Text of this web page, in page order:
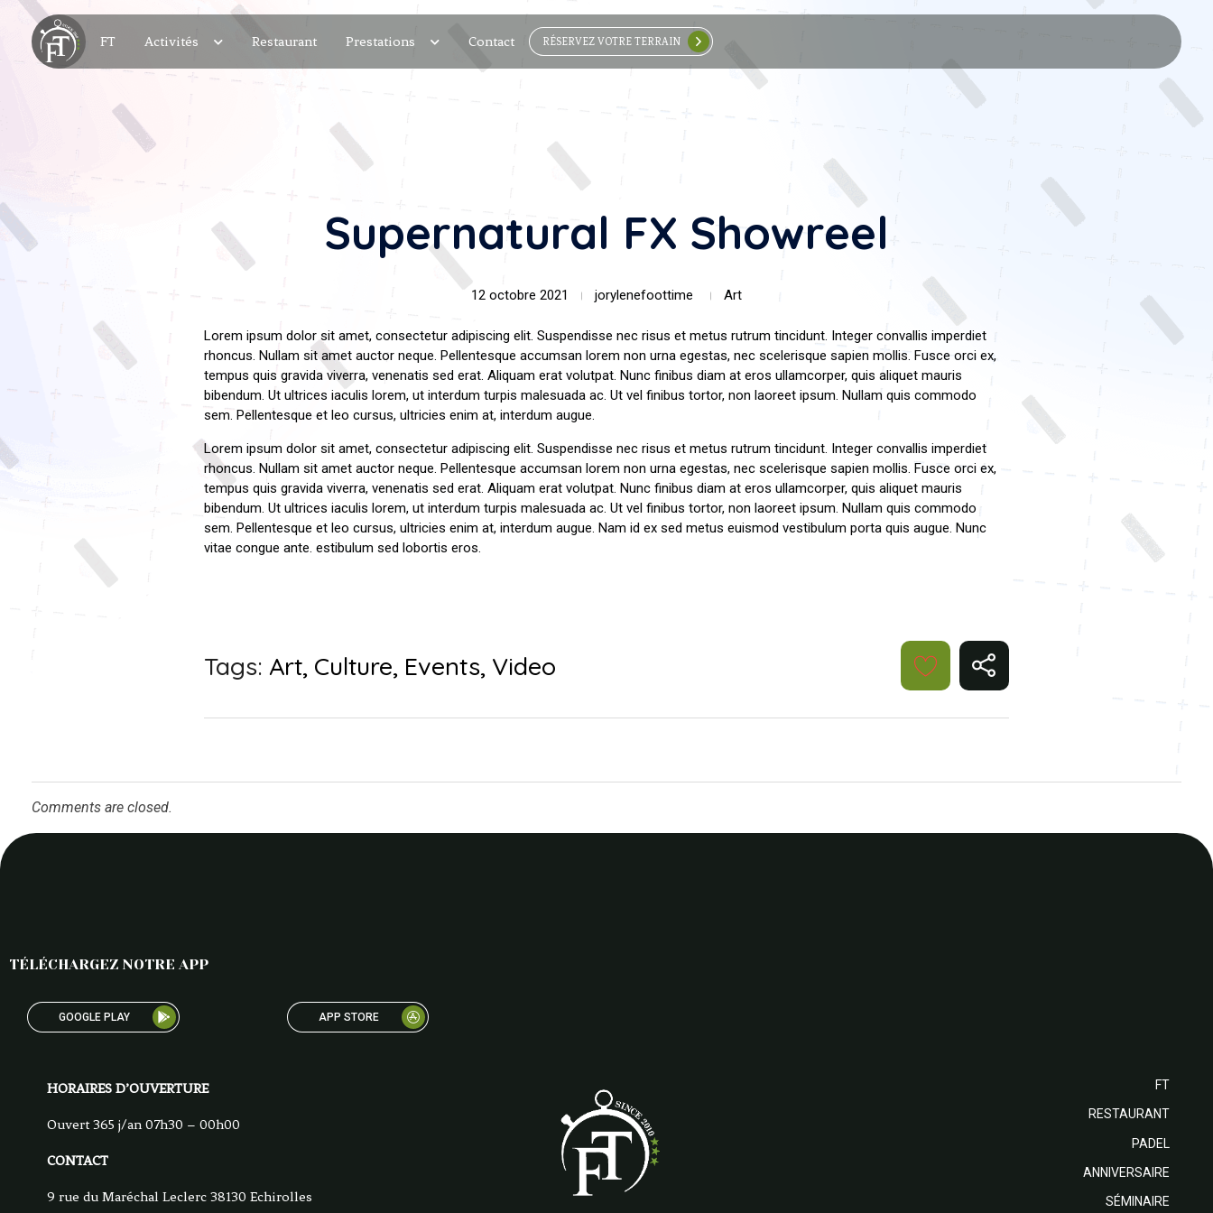
FT Activités Restaurant Prestations Contact RÉSERVEZ VOTRE TERRAIN
Supernatural FX Showreel
12 octobre 2021 jorylenefoottime Art
Lorem ipsum dolor sit amet, consectetur adipiscing elit. Suspendisse nec risus et metus rutrum tincidunt. Integer convallis imperdiet
rhoncus. Nullam sit amet auctor neque. Pellentesque accumsan lorem non urna egestas, nec scelerisque sapien mollis. Fusce orci ex,
tempus quis gravida viverra, venenatis sed erat. Aliquam erat volutpat. Nunc finibus diam at eros ullamcorper, quis aliquet mauris
bibendum. Ut ultrices iaculis lorem, ut interdum turpis malesuada ac. Ut vel finibus tortor, non laoreet ipsum. Nullam quis commodo
sem. Pellentesque et leo cursus, ultricies enim at, interdum augue.
Lorem ipsum dolor sit amet, consectetur adipiscing elit. Suspendisse nec risus et metus rutrum tincidunt. Integer convallis imperdiet
rhoncus. Nullam sit amet auctor neque. Pellentesque accumsan lorem non urna egestas, nec scelerisque sapien mollis. Fusce orci ex,
tempus quis gravida viverra, venenatis sed erat. Aliquam erat volutpat. Nunc finibus diam at eros ullamcorper, quis aliquet mauris
bibendum. Ut ultrices iaculis lorem, ut interdum turpis malesuada ac. Ut vel finibus tortor, non laoreet ipsum. Nullam quis commodo
sem. Pellentesque et leo cursus, ultricies enim at, interdum augue. Nam id ex sed metus euismod vestibulum porta quis augue. Nunc
vitae congue ante. estibulum sed lobortis eros.
Tags: Art, Culture, Events, Video
Comments are closed.
TÉLÉCHARGEZ NOTRE APP
GOOGLE PLAY APP STORE
HORAIRES D’OUVERTURE
Ouvert 365 j/an 07h30 – 00h00
CONTACT
9 rue du Maréchal Leclerc 38130 Echirolles
FT
RESTAURANT
PADEL
ANNIVERSAIRE
SÉMINAIRE